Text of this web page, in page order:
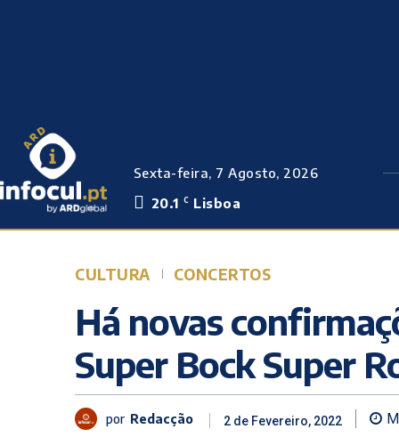
Sexta-feira, 7 Agosto, 2026
20.1 C Lisboa
CULTURA CONCERTOS
Há novas
Super Bock Super
por Redacção 2 de Fevereiro, 2022